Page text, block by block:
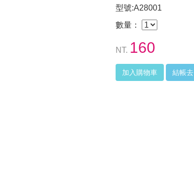
型號:A28001
數量：
NT. 160
加入購物車 結帳去